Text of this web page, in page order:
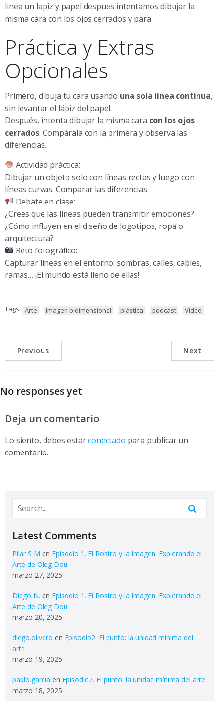
linea un lapiz y papel despues intentamos dibujar la
misma cara con los ojos cerrados y para
Práctica y Extras
Opcionales
Primero, dibuja tu cara usando una sola línea continua,
sin levantar el lápiz del papel.
Después, intenta dibujar la misma cara con los ojos
cerrados. Compárala con la primera y observa las
diferencias.
Actividad práctica:
Dibujar un objeto solo con líneas rectas y luego con
líneas curvas. Comparar las diferencias.
Debate en clase:
¿Crees que las líneas pueden transmitir emociones?
¿Cómo influyen en el diseño de logotipos, ropa o
arquitectura?
Reto fotográfico:
Capturar líneas en el entorno: sombras, calles, cables,
ramas… ¡El mundo está lleno de ellas!
Tags: Arte imagen bidimensional plástica podcast Video
Previous Next
No responses yet
Deja un comentario
Lo siento, debes estarconectado para publicar un
comentario.
Latest Comments
Pilar S M en Episodio 1. El Rostro y la Imagen: Explorando el
Arte de Oleg Dou
marzo 27, 2025
Diego N. en Episodio 1. El Rostro y la Imagen: Explorando el
Arte de Oleg Dou
marzo 20, 2025
diego.olivero en Episodio2. El punto: la unidad mínima del
arte
marzo 19, 2025
pablo.garcia en Episodio2. El punto: la unidad mínima del arte
marzo 18, 2025